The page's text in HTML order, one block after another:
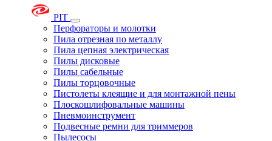
PIT
Перфораторы и молотки
Пила отрезная по металлу
Пила цепная электрическая
Пилы дисковые
Пилы сабельные
Пилы торцовочные
Пистолеты клеящие и для монтажной пены
Плоскошлифовальные машины
Пневмоинструмент
Подвесные ремни для триммеров
Пылесосы